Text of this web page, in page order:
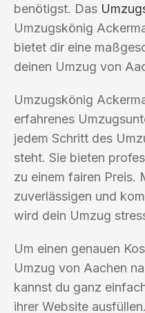
benötigst. Das
Umzugskönig
bietet dir eine
deinen Umzug von
Umzugskönig
erfahrenes
jedem Schritt des
steht. Sie bieten
zu einem fairen Preis.
zuverlässigen und
wird dein Umzug
Um einen genauen
Umzug von Aachen
kannst du ganz
ihrer Website